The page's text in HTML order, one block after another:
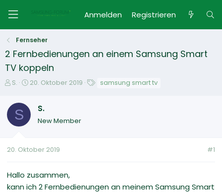
Anmelden Registrieren
Fernseher
2 Fernbedienungen an einem Samsung Smart
TV koppeln
E
s
e
e
S.
E
t
e
t
20. Oktober 2019 samsung smart tv
S S.
New Member
20. Oktober 2019 #1
Hallo zusammen,
kann ich 2 Fernbedienungen an meinem Samsung Smart